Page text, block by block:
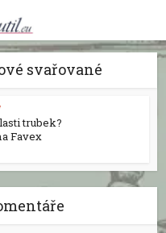
svařované
trubek?
Favex